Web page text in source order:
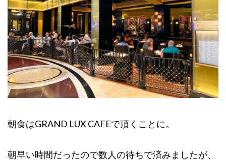
朝食はGRAND LUX CAFEで頂くことに。
朝早い時間だったので数人の待ちで済みましたが、